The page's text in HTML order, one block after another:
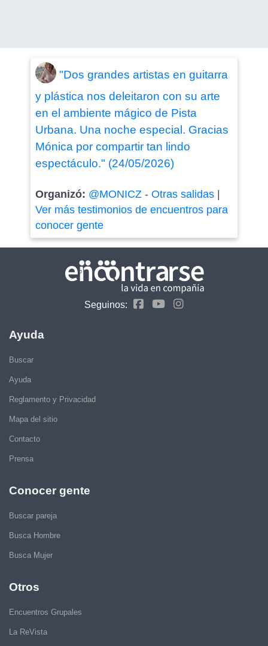
"Dos grandes artistas en guitarra
y plástica nos deleitaron con su arte
en el ambiente mágico de Pista
Urbana. Una noche especial. Gracias
Mónica por compartir tan lindo
espectáculo." (24/05/2026)
Organizó: @MONICZ- Otras salidas|
Ver más testimonios de encuentros para
conocer gente
Seguinos:
Ayuda
Buscar
Ayuda
Reglamento y Privacidad
Mapa del sitio
Contacto
Prensa
Conocer gente
Buscar pareja
Busca Hombre
Busca Mujer
Otros
Encuentros Grupales
La ReVista